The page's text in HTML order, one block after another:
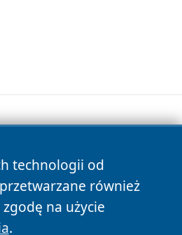
technologii od
również
na użycie
.